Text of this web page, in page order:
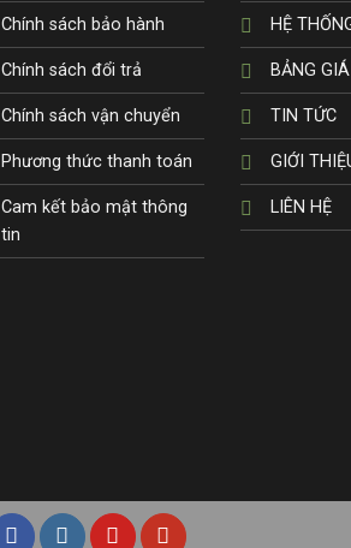
Chính sách bảo hành
Chính sách đổi trả
Chính sách vận chuyển
Phương thức thanh toán
Cam kết bảo mật thông
tin
HỆ
BẢNG GIÁ
TIN TỨC
GIỚI
LIÊN HỆ